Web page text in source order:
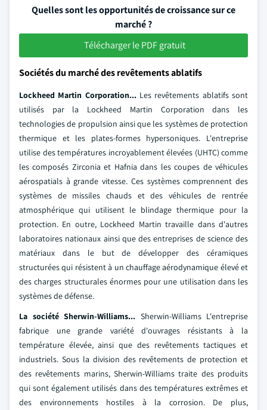
Quelles sont les opportunités de croissance sur ce
marché ?
Télécharger le PDF gratuit
Sociétés du marché des revêtements ablatifs
Lockheed Martin Corporation... Les revêtements ablatifs sont
utilisés par la Lockheed Martin Corporation dans les
technologies de propulsion ainsi que les systèmes de protection
thermique et les plates-formes hypersoniques. L'entreprise
utilise des températures incroyablement élevées (UHTC) comme
les composés Zirconia et Hafnia dans les coupes de véhicules
aérospatials à grande vitesse. Ces systèmes comprennent des
systèmes de missiles chauds et des véhicules de rentrée
atmosphérique qui utilisent le blindage thermique pour la
protection. En outre, Lockheed Martin travaille dans d'autres
laboratoires nationaux ainsi que des entreprises de science des
matériaux dans le but de développer des céramiques
structurées qui résistent à un chauffage aérodynamique élevé et
des charges structurales énormes pour une utilisation dans les
systèmes de défense.
La société Sherwin-Williams... Sherwin-Williams L'entreprise
fabrique une grande variété d'ouvrages résistants à la
température élevée, ainsi que des revêtements tactiques et
industriels. Sous la division des revêtements de protection et
des revêtements marins, Sherwin-Williams traite des produits
qui sont également utilisés dans des températures extrêmes et
des environnements hostiles à la corrosion. De plus,